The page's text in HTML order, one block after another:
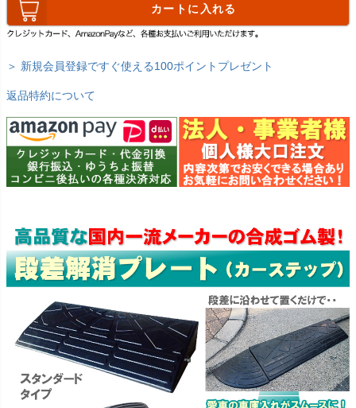
カートに入れる
＞ 新規会員登録ですぐ使える100ポイントプレゼント
返品特約について